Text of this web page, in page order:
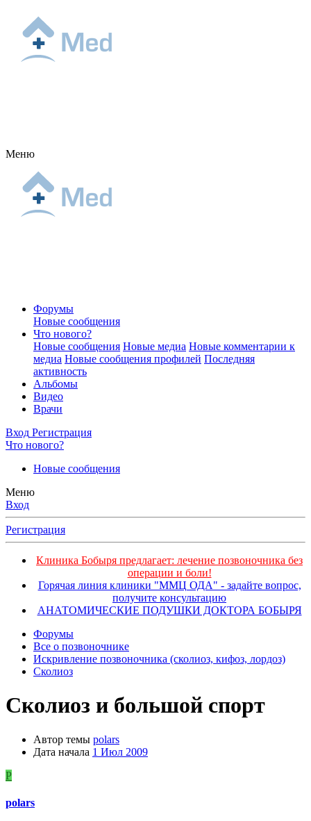
Меню
Форумы
Новые сообщения
Что нового?
Новые сообщения Новые медиа Новые комментарии к
медиа Новые сообщения профилей Последняя
активность
Альбомы
Видео
Врачи
Вход Регистрация
Что нового?
Новые сообщения
Меню
Вход
Регистрация
Клиника Бобыря предлагает: лечение позвоночника без
операции и боли!
Горячая линия клиники "ММЦ ОДА" - задайте вопрос,
получите консультацию
АНАТОМИЧЕСКИЕ ПОДУШКИ ДОКТОРА БОБЫРЯ
Форумы
Все о позвоночнике
Искривление позвоночника (сколиоз, кифоз, лордоз)
Сколиоз
Сколиоз и большой спорт
Автор темы polars
Дата начала 1 Июл 2009
P
polars